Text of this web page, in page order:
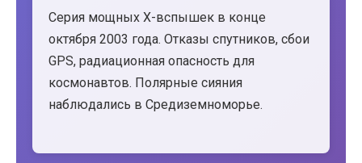
Серия мощных X-вспышек в конце
октября 2003 года. Отказы спутников, сбои
GPS, радиационная опасность для
космонавтов. Полярные сияния
наблюдались в Средиземноморье.